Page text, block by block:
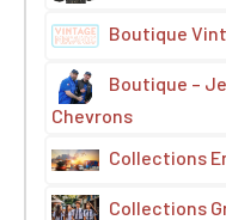
Boutique
Boutique –
Chevrons
Collections
Collections